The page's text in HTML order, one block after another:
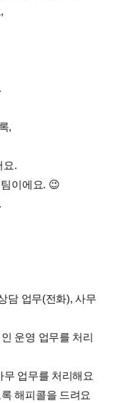
,
요.
이에요. 😉
담 업무(전화), 사무
운영 업무를 처리
업무를 처리해요
해피콜을 드려요